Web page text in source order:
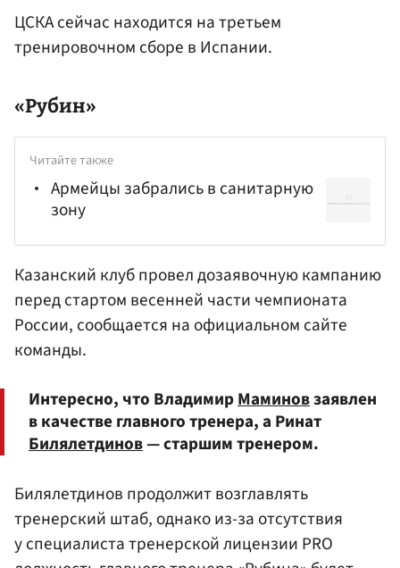
ЦСКА сейчас находится на третьем
тренировочном сборе в Испании.
«Рубин»
Читайте также
Армейцы забрались в санитарную
зону
Казанский клуб провел дозаявочную кампанию
перед стартом весенней части чемпионата
России, сообщается на официальном сайте
команды.
Интересно, что ВладимирМаминовзаявлен
в качестве главного тренера, а Ринат
Билялетдинов— старшим тренером.
Билялетдинов продолжит возглавлять
тренерский штаб, однако из-за отсутствия
у специалиста тренерской лицензии PRO